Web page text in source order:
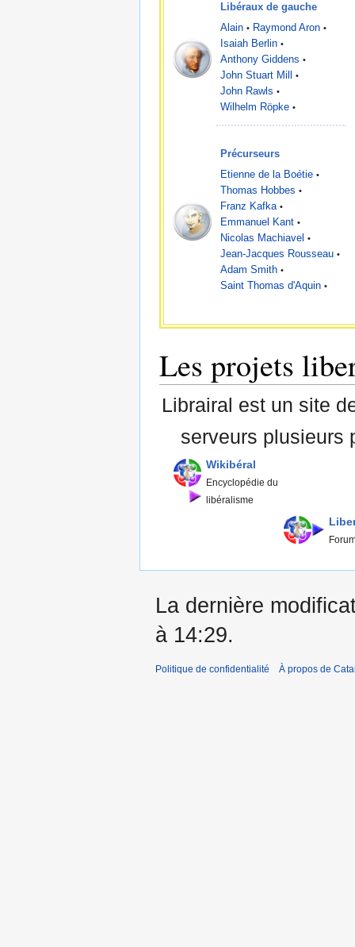
Libéraux de gauche
Alain • Raymond Aron •
Isaiah Berlin •
Anthony Giddens •
John Stuart Mill •
John Rawls •
Wilhelm Röpke •
Précurseurs
Etienne de la Boétie •
Thomas Hobbes •
Franz Kafka •
Emmanuel Kant •
Nicolas Machiavel •
Jean-Jacques Rousseau •
Adam Smith •
Saint Thomas d'Aquin •
Les projets
Librairal est un site
serveurs plusieurs
Wikibéral
Encyclopédie du
libéralisme
La dernière
à 14:29.
Politique de confidentialité À propos de